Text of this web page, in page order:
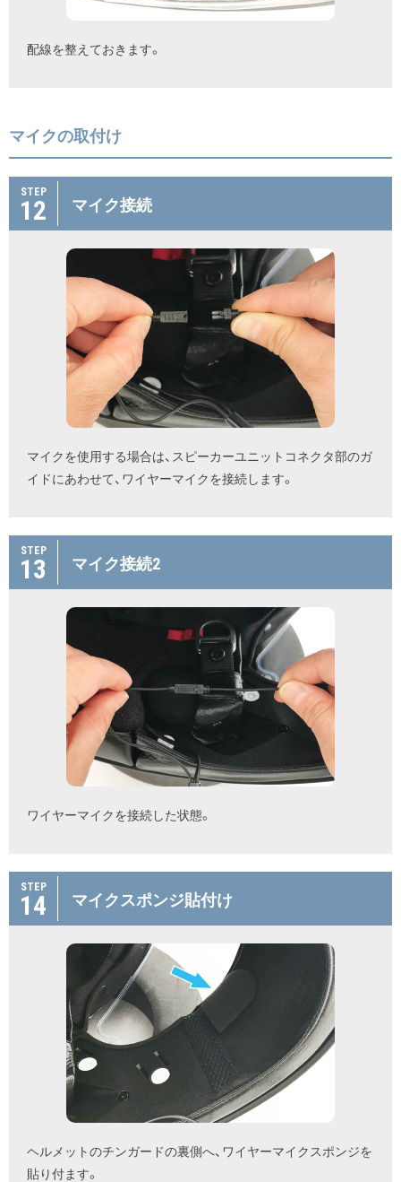
配線を整えておきます。
マイクの取付け
STEP
12 マイク接続
マイクを使用する場合は、スピーカーユニットコネクタ部のガ
イドにあわせて、ワイヤーマイクを接続します。
STEP
13 マイク接続2
ワイヤーマイクを接続した状態。
STEP
14 マイクスポンジ貼付け
ヘルメットのチンガードの裏側へ、ワイヤーマイクスポンジを
貼り付ます。